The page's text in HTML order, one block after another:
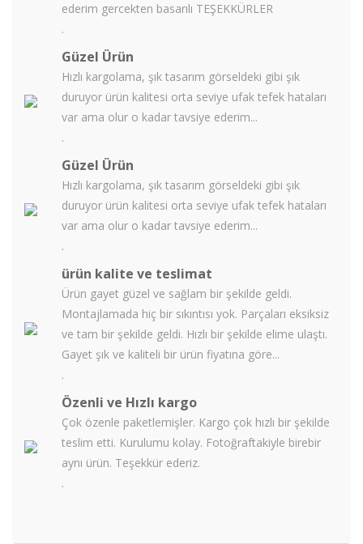
ederim gercekten basarılı TEŞEKKÜRLER
.
Güzel Ürün
Hızlı kargolama, şık tasarım görseldeki gibi şık
duruyor ürün kalitesi orta seviye ufak tefek hataları
var ama olur o kadar tavsiye ederim...
.
Güzel Ürün
Hızlı kargolama, şık tasarım görseldeki gibi şık
duruyor ürün kalitesi orta seviye ufak tefek hataları
var ama olur o kadar tavsiye ederim...
.
ürün kalite ve teslimat
Ürün gayet güzel ve sağlam bir şekilde geldi.
Montajlamada hiç bir sıkıntısı yok. Parçaları eksiksiz
ve tam bir şekilde geldi. Hızlı bir şekilde elime ulaştı.
Gayet şık ve kaliteli bir ürün fiyatına göre...
.
Özenli ve Hızlı kargo
Çok özenle paketlemişler. Kargo çok hızlı bir şekilde
teslim etti. Kurulumu kolay. Fotoğraftakiyle birebir
aynı ürün. Teşekkür ederiz.
.